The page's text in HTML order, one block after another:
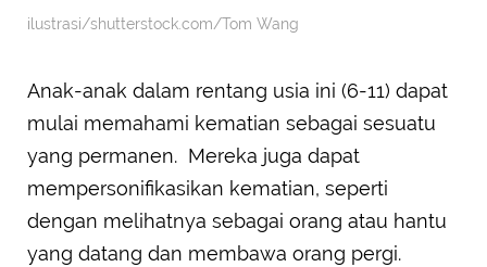
ilustrasi/shutterstock.com/Tom Wang
Anak-anak dalam rentang usia ini (6-11) dapat
mulai memahami kematian sebagai sesuatu
yang permanen. Mereka juga dapat
mempersonifikasikan kematian, seperti
dengan melihatnya sebagai orang atau hantu
yang datang dan membawa orang pergi.